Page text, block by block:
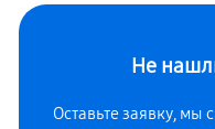
Не
Оставьте заявку,